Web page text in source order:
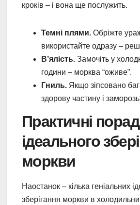
кроків – і вона ще послужить.
Темні плями. Обріжте
використайте одразу –
В’ялість. Замочіть у
години – морква “оживе”.
Гниль. Якщо зіпсовано
здорову частину і
Практичні
ідеального
моркви
Наостанок – кілька геніальних
зберігання моркви в